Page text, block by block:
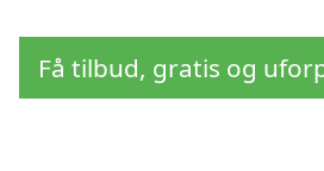
Få tilbud, gratis og